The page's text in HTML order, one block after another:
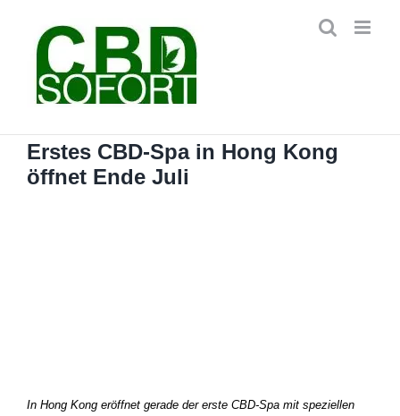
springen
Erstes CBD-Spa in Hong Kong
öffnet Ende Juli
In Hong Kong eröffnet gerade der erste CBD-Spa mit speziellen